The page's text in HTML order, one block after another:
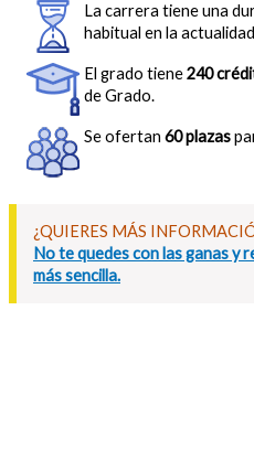
La carrera tiene una
habitual en la
El grado tiene240
de Grado.
Se ofertan 60 plazas
¿QUIERES MÁS
No te quedes con las ganas y
más sencilla.